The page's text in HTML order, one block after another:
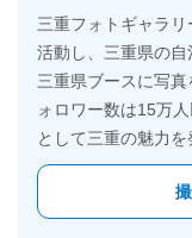
三重フォトギャラ
活動し、三重県の
三重県ブースに写真
ォロワー数は15万
として三重の魅力を